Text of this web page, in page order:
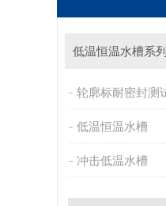
低温恒温水槽系列
轮廓标耐密封测
低温恒温水槽
冲击低温水槽